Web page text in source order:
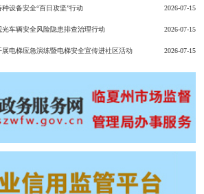
设备安全“百日攻坚”行动 2026-07-15
车辆安全风险隐患排查治理行动 2026-07-15
电梯应急演练暨电梯安全宣传进社区活动 2026-07-15